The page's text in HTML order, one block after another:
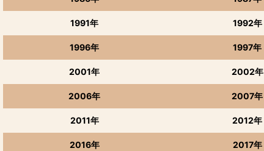
1991年 1992年
1996年 1997年
2001年 2002年
2006年 2007年
2011年 2012年
2016年 2017年